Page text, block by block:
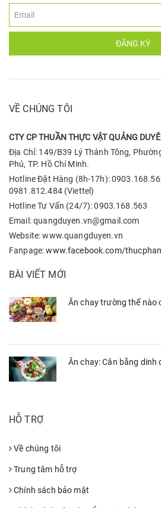
ĐĂNG KÝ
VỀ CHÚNG TÔI
CTY CP THUẦN THỰC VẬT QUẢNG
Địa Chỉ: 149/B39 Lý Thánh Tông,
Phú, TP. Hồ Chí Minh.
Hotline Đặt Hàng (8h-17h):
0981.812.484 (Viettel)
Hotline Tư Vấn (24/7): 0903.168.563
Email: quangduyen.vn@gmail.com
Website: www.quangduyen.vn
Fanpage:www.facebook.com/
BÀI VIẾT MỚI
Ăn chay trường thế nào
Ăn chay: Cân bằng dinh
HỖ TRỢ
Về chúng tôi
Trung tâm hỗ trợ
Chính sách bảo mật